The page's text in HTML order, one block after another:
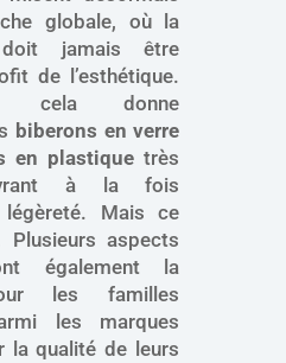
globale, où la
jamais être
de l’esthétique.
cela donne
biberons en verre
en plastique très
à la fois
Mais ce
Plusieurs aspects
également la
les familles
les marques
la qualité de leurs